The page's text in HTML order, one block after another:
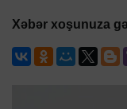
Xəbər xoşunuza